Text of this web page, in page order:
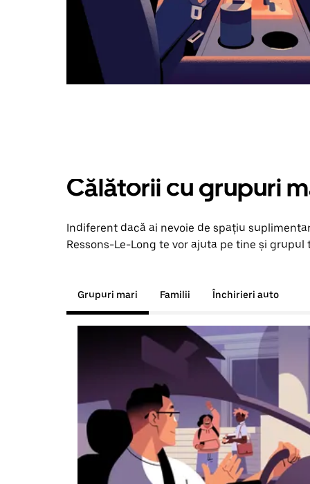
Călătorii cu grupuri
Indiferent dacă ai nevoie de spațiu
Ressons-Le-Long te vor ajuta pe tine și
Grupuri mari Familii Închirieri auto